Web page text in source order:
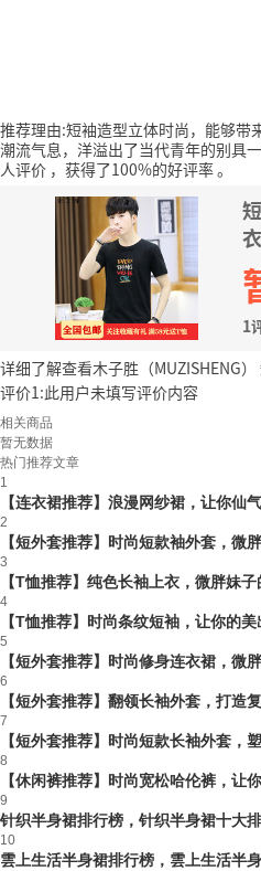
推荐理由:短袖造型立体时尚，能够带
潮流气息，洋溢出了当代青年的别具
人评价 ，获得了100%的好评率。
1
详细了解查看木子胜（MUZISHENG
评价1:此用户未填写评价内容
相关商品
暂无数据
热门推荐文章
1
【连衣裙推荐】浪漫网纱裙，让你仙
2
【短外套推荐】时尚短款袖外套，微
3
【T恤推荐】纯色长袖上衣，微胖妹
4
【T恤推荐】时尚条纹短袖，让你的
5
【短外套推荐】时尚修身连衣裙，微
6
【短外套推荐】翻领长袖外套，打造
7
【短外套推荐】时尚短款长袖外套，
8
【休闲裤推荐】时尚宽松哈伦裤，让
9
针织半身裙排行榜，针织半身裙十大
10
雲上生活半身裙排行榜，雲上生活半